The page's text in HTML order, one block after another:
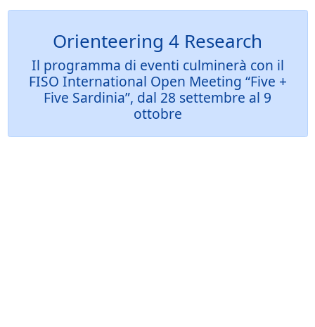
Orienteering 4 Research
Il programma di eventi culminerà con il
FISO International Open Meeting “Five +
Five Sardinia”, dal 28 settembre al 9
ottobre